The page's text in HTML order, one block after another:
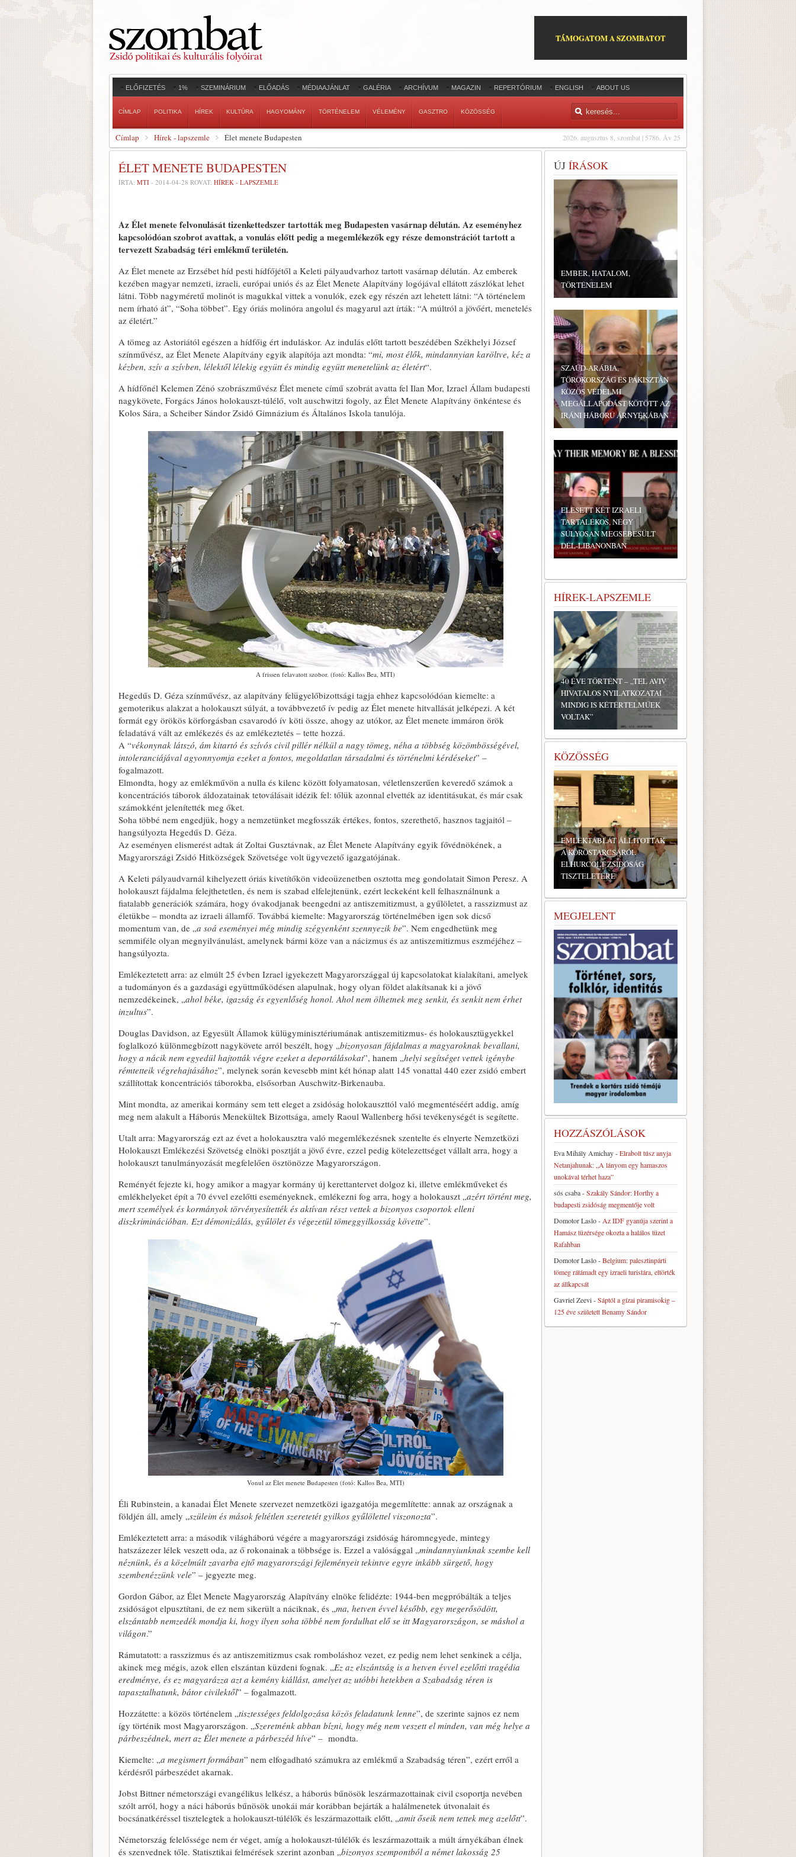
TÁMOGATOM A SZOMBATOT
ELŐFIZETÉS 1% SZEMINÁRIUM ELŐADÁS MÉDIAAJÁNLAT GALÉRIA ARCHÍVUM MAGAZIN REPERTÓRIUM ENGLISH ABOUT US
CÍMLAP POLITIKA HÍREK KULTÚRA HAGYOMÁNY TÖRTÉNELEM VÉLEMÉNY GASZTRO KÖZÖSSÉG
2026. augusztus 8, szombat | 5786. Áv 25
Címlap Hírek - lapszemle Élet menete Budapesten
ÉLET MENETE BUDAPESTEN
ÍRTA: MTI - 2014-04-28 ROVAT: HÍREK - LAPSZEMLE
Az Élet menete felvonulását tizenkettedszer tartották meg Budapesten vasárnap délután. Az eseményhez
kapcsolódóan szobrot avattak, a vonulás előtt pedig a megemlékezők egy része demonstrációt tartott a
tervezett Szabadság téri emlékmű területén.
Az Élet menete az Erzsébet híd pesti hídfőjétől a Keleti pályaudvarhoz tartott vasárnap délután. Az emberek
kezében magyar nemzeti, izraeli, európai uniós és az Élet Menete Alapítvány logójával ellátott zászlókat lehet
látni. Több nagyméretű molinót is magukkal vittek a vonulók, ezek egy részén azt lehetett látni: “A történelem
nem írható át”, “Soha többet”. Egy óriás molinóra angolul és magyarul azt írták: “A múltról a jövőért, menetelés
az életért.”
A tömeg az Astoriától egészen a hídfőig ért induláskor. Az indulás előtt tartott beszédében Székhelyi József
színművész, az Élet Menete Alapítvány egyik alapítója azt mondta: “mi, most élők, mindannyian karöltve, kéz a
kézben, szív a szívben, lélektől lélekig együtt és mindig együtt menetelünk az életért“.
A hídfőnél Kelemen Zénó szobrászművész Élet menete című szobrát avatta fel Ilan Mor, Izrael Állam budapesti
nagykövete, Forgács János holokauszt-túlélő, volt auschwitzi fogoly, az Élet Menete Alapítvány önkéntese és
Kolos Sára, a Scheiber Sándor Zsidó Gimnázium és Általános Iskola tanulója.
A frissen felavatott szobor. (fotó: Kallos Bea, MTI)
Hegedűs D. Géza színművész, az alapítvány felügyelőbizottsági tagja ehhez kapcsolódóan kiemelte: a
gemoterikus alakzat a holokauszt súlyát, a továbbvezető ív pedig az Élet menete hitvallását jelképezi. A két
formát egy örökös körforgásban csavarodó ív köti össze, ahogy az utókor, az Élet menete immáron örök
feladatává vált az emlékezés és az emlékeztetés – tette hozzá.
A “vékonynak látszó, ám kitartó és szívós civil pillér nélkül a nagy tömeg, néha a többség közömbösségével,
intoleranciájával agyonnyomja ezeket a fontos, megoldatlan társadalmi és történelmi kérdéseket” –
fogalmazott.
Elmondta, hogy az emlékművön a nulla és kilenc között folyamatosan, véletlenszerűen keveredő számok a
koncentrációs táborok áldozatainak tetoválásait idézik fel: tőlük azonnal elvették az identitásukat, és már csak
számokként jelenítették meg őket.
Soha többé nem engedjük, hogy a nemzetünket megfosszák értékes, fontos, szerethető, hasznos tagjaitól –
hangsúlyozta Hegedűs D. Géza.
Az eseményen elismerést adtak át Zoltai Gusztávnak, az Élet Menete Alapítvány egyik fővédnökének, a
Magyarországi Zsidó Hitközségek Szövetsége volt ügyvezető igazgatójának.
A Keleti pályaudvarnál kihelyezett óriás kivetítőkön videoüzenetben osztotta meg gondolatait Simon Peresz. A
holokauszt fájdalma felejthetetlen, és nem is szabad elfelejtenünk, ezért leckeként kell felhasználnunk a
fiatalabb generációk számára, hogy óvakodjanak beengedni az antiszemitizmust, a gyűlöletet, a rasszizmust az
életükbe – mondta az izraeli államfő. Továbbá kiemelte: Magyarország történelmében igen sok dicső
momentum van, de „a soá eseményei még mindig szégyenként szennyezik be”. Nem engedhetünk meg
semmiféle olyan megnyilvánulást, amelynek bármi köze van a nácizmus és az antiszemitizmus eszméjéhez –
hangsúlyozta.
Emlékeztetett arra: az elmúlt 25 évben Izrael igyekezett Magyarországgal új kapcsolatokat kialakítani, amelyek
a tudományon és a gazdasági együttműködésen alapulnak, hogy olyan földet alakítsanak ki a jövő
nemzedékeinek, „ahol béke, igazság és egyenlőség honol. Ahol nem ölhetnek meg senkit, és senkit nem érhet
inzultus”.
Douglas Davidson, az Egyesült Államok külügyminisztériumának antiszemitizmus- és holokausztügyekkel
foglalkozó különmegbízott nagykövete arról beszélt, hogy „bizonyosan fájdalmas a magyaroknak bevallani,
hogy a nácik nem egyedül hajtották végre ezeket a deportálásokat”, hanem „helyi segítséget vettek igénybe
rémtetteik végrehajtásához”, melynek során kevesebb mint két hónap alatt 145 vonattal 440 ezer zsidó embert
szállítottak koncentrációs táborokba, elsősorban Auschwitz-Birkenauba.
Mint mondta, az amerikai kormány sem tett eleget a zsidóság holokauszttól való megmentéséért addig, amíg
meg nem alakult a Háborús Menekültek Bizottsága, amely Raoul Wallenberg hősi tevékenységét is segítette.
Utalt arra: Magyarország ezt az évet a holokausztra való megemlékezésnek szentelte és elnyerte Nemzetközi
Holokauszt Emlékezési Szövetség elnöki posztját a jövő évre, ezzel pedig kötelezettséget vállalt arra, hogy a
holokauszt tanulmányozását megfelelően ösztönözze Magyarországon.
Reményét fejezte ki, hogy amikor a magyar kormány új kerettantervet dolgoz ki, illetve emlékműveket és
emlékhelyeket épít a 70 évvel ezelőtti eseményeknek, emlékezni fog arra, hogy a holokauszt „azért történt meg,
mert személyek és kormányok törvényesítették és aktívan részt vettek a bizonyos csoportok elleni
diszkriminációban. Ezt démonizálás, gyűlölet és végezetül tömeggyilkosság követte”.
Vonul az Élet menete Budapesten (fotó: Kallos Bea, MTI)
Éli Rubinstein, a kanadai Élet Menete szervezet nemzetközi igazgatója megemlítette: annak az országnak a
földjén áll, amely „szüleim és mások feltétlen szeretetét gyilkos gyűlölettel viszonozta”.
Emlékeztetett arra: a második világháború végére a magyarországi zsidóság háromnegyede, mintegy
hatszázezer lélek veszett oda, az ő rokonainak a többsége is. Ezzel a valósággal „mindannyiunknak szembe kell
néznünk, és a közelmúlt zavarba ejtő magyarországi fejleményeit tekintve egyre inkább sürgető, hogy
szembenézzünk vele” – jegyezte meg.
Gordon Gábor, az Élet Menete Magyarország Alapítvány elnöke felidézte: 1944-ben megpróbálták a teljes
zsidóságot elpusztítani, de ez nem sikerült a náciknak, és „ma, hetven évvel később, egy megerősödött,
elszántabb nemzedék mondja ki, hogy ilyen soha többé nem fordulhat elő se itt Magyarországon, se máshol a
világon.”
Rámutatott: a rasszizmus és az antiszemitizmus csak romboláshoz vezet, ez pedig nem lehet senkinek a célja,
akinek meg mégis, azok ellen elszántan küzdeni fognak. „Ez az elszántság is a hetven évvel ezelőtti tragédia
eredménye, és ez magyarázza azt a kemény kiállást, amelyet az utóbbi hetekben a Szabadság téren is
tapasztalhatunk, bátor civilektől” – fogalmazott.
Hozzátette: a közös történelem „tisztességes feldolgozása közös feladatunk lenne”, de szerinte sajnos ez nem
így történik most Magyarországon. „Szeretnénk abban bízni, hogy még nem veszett el minden, van még helye a
párbeszédnek, mert az Élet menete a párbeszéd híve” – mondta.
Kiemelte: „a megismert formában” nem elfogadható számukra az emlékmű a Szabadság téren”, ezért erről a
kérdésről párbeszédet akarnak.
Jobst Bittner németországi evangélikus lelkész, a háborús bűnösök leszármazottainak civil csoportja nevében
szólt arról, hogy a náci háborús bűnösök unokái már korábban bejárták a halálmenetek útvonalait és
bocsánatkéréssel tisztelegtek a holokauszt-túlélők és leszármazottaik előtt, „amit őseik nem tettek meg azelőtt”.
Németország felelőssége nem ér véget, amíg a holokauszt-túlélők és leszármazottaik a múlt árnyékában élnek
és szenvednek tőle. Statisztikai felmérések szerint azonban „bizonyos szempontból a német lakosság 25
ÚJ ÍRÁSOK
EMBER, HATALOM,
TÖRTÉNELEM
SZAÚD-ARÁBIA,
TÖRÖKORSZÁG ÉS PAKISZTÁN
KÖZÖS VÉDELMI
MEGÁLLAPODÁST KÖTÖTT AZ
IRÁNI HÁBORÚ ÁRNYÉKÁBAN
ELESETT KÉT IZRAELI
TARTALÉKOS, NÉGY
SÚLYOSAN MEGSEBESÜLT
DÉL-LIBANONBAN
HÍREK-LAPSZEMLE
40 ÉVE TÖRTÉNT – „TEL AVIV
HIVATALOS NYILATKOZATAI
MINDIG IS KÉTÉRTELMŰEK
VOLTAK”
KÖZÖSSÉG
EMLÉKTÁBLÁT ÁLLÍTOTTAK
A KÖRÖSTARCSÁRÓL
TISZTELETÉRE
BONYHÁDI ZSIDÓ NAPOK
MEGJELENT
HOZZÁSZÓLÁSOK
Eva Mihály Amichay-Elrabolt túsz anyja
Netanjahunak: „A lányom egy hamaszos
unokával térhet haza”
sós csaba-Szakály Sándor: Horthy a
budapesti zsidóság megmentője volt
Domotor Laslo- Az IDF gyanúja szerint a
Hamász tüzérsége okozta a halálos tüzet
Rafahban
Domotor Laslo-Belgium: palesztinpárti
tömeg rátámadt egy izraeli turistára, eltörték
az állkapcsát
Gavriel Zeevi-Sáptól a gízai piramisokig –
125 éve született Benamy Sándor